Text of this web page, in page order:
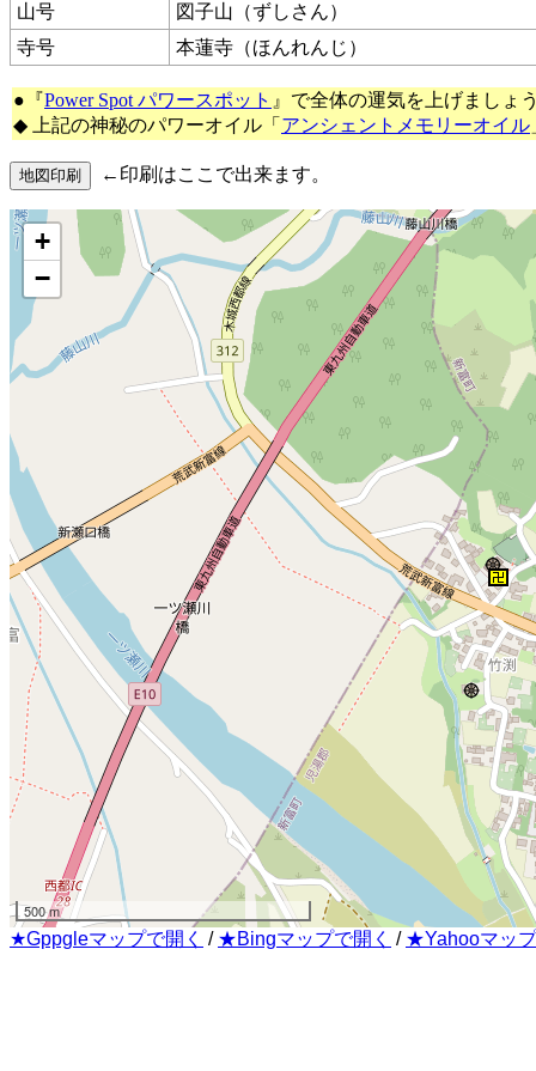
山号
図子山（ずしさん）
寺号
本蓮寺（ほんれんじ）
●『Power Spot パワースポット 』で全体の運気を上げましょ
◆ 上記の神秘のパワーオイル「 アンシェントメモリーオイル
←印刷はここで出来ます。
+
−
500 m
★Gppgleマップで開く / ★Bingマップで開く / ★Yahooマッ